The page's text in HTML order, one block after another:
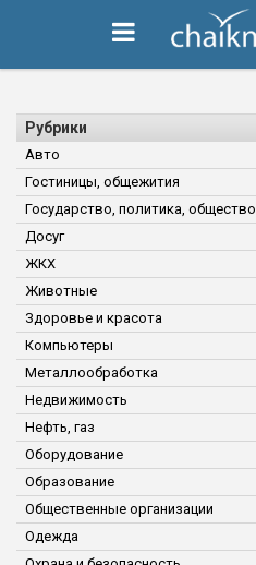
Рубрики
Авто
Гостиницы, общежития
Государство, политика, общество
Досуг
ЖКХ
Животные
Здоровье и красота
Компьютеры
Металлообработка
Недвижимость
Нефть, газ
Оборудование
Образование
Общественные организации
Одежда